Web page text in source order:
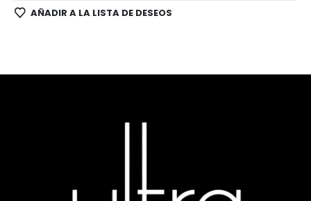
AÑADIR A LA LISTA DE DESEOS